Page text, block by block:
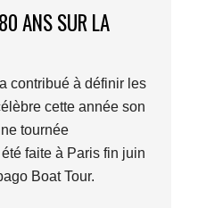
ANS SUR LA
contribué à définir les
cette année son
tournée
faite à Paris fin juin
Boat Tour.